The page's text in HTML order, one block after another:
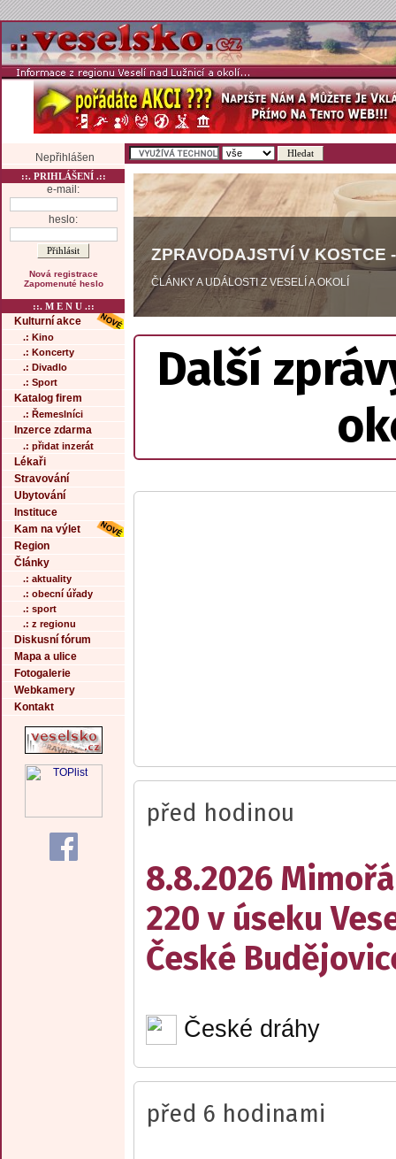
Nepřihlášen
::. PRIHLÁŠENÍ .::
e-mail:
heslo:
Nová registrace
Zapomenuté heslo
::. M E N U .::
Kulturní akce
.: Kino
.: Koncerty
.: Divadlo
.: Sport
Katalog firem
.: Řemeslníci
Inzerce zdarma
.: přidat inzerát
Lékaři
Stravování
Ubytování
Instituce
Kam na výlet
Region
Články
.: aktuality
.: obecní úřady
.: sport
.: z regionu
Diskusní fórum
Mapa a ulice
Fotogalerie
Webkamery
Kontakt
ZPRAVODAJSTVÍ V KOSTCE
ČLÁNKY A UDÁLOSTI Z VESELÍ A OKOLÍ
Další
před hodinou
8.8.2026
220 v úseku
České
České dráhy
před 6 hodinami